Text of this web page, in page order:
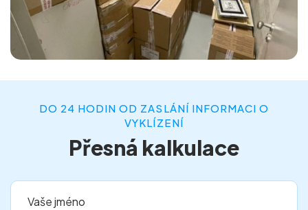
DO 24 HODIN OD ZASLÁNÍ INFORMACI O
VYKLÍZENÍ
Přesná kalkulace
Vaše jméno